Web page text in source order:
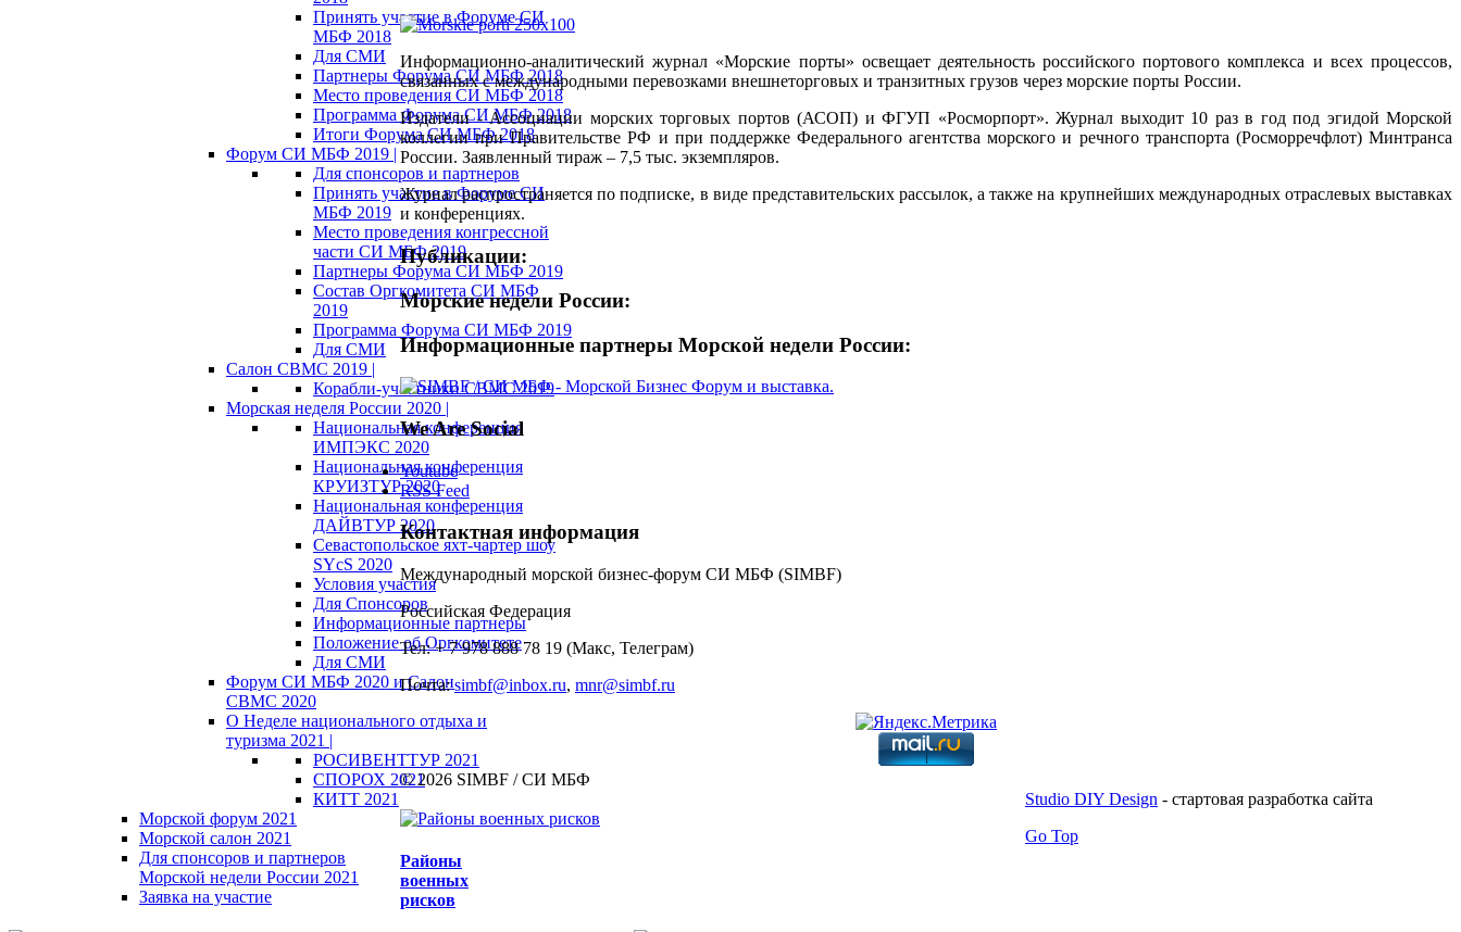
Принять участие в Форуме СИ
МБФ 2018
Для СМИ
Партнеры Форума СИ МБФ 2018
Место проведения СИ МБФ 2018
Программа Форума СИ МБФ 2018
Итоги Форума СИ МБФ 2018
Форум СИ МБФ 2019 |
Для спонсоров и партнеров
Принять участие в Форуме СИ
МБФ 2019
Место проведения конгрессной
части СИ МБФ 2019
Партнеры Форума СИ МБФ 2019
Состав Оргкомитета СИ МБФ
2019
Программа Форума СИ МБФ 2019
Для СМИ
Салон СВМС 2019 |
Корабли-участники СВМС 2019
Морская неделя России 2020 |
Национальная конференция
ИМПЭКС 2020
Национальная конференция
КРУИЗТУР 2020
Национальная конференция
ДАЙВТУР 2020
Севастопольское яхт-чартер шоу
SYcS 2020
Условия участия
Для Спонсоров
Информационные партнеры
Положение об Оргкомитете
Для СМИ
Форум СИ МБФ 2020 и Салон
СВМС 2020
О Неделе национального отдыха и
туризма 2021 |
РОСИВЕНТТУР 2021
СПОРОХ 2021
КИТТ 2021
Морской форум 2021
Морской салон 2021
Для спонсоров и партнеров
Морской недели России 2021
Заявка на участие
Информационно-аналитический журнал «Морские порты» освещает деятельность российского портового комплекса и всех процессов,
связанных с международными перевозками внешнеторговых и транзитных грузов через морские порты России.
Издатели - Ассоциации морских торговых портов (АСОП) и ФГУП «Росморпорт». Журнал выходит 10 раз в год под эгидой Морской
коллегии при Правительстве РФ и при поддержке Федерального агентства морского и речного транспорта (Росморречфлот) Минтранса
России. Заявленный тираж – 7,5 тыс. экземпляров.
Журнал распространяется по подписке, в виде представительских рассылок, а также на крупнейших международных отраслевых выставках
и конференциях.
Публикации:
Районы
военных
рисков
Морские недели России:
Информационные партнеры Морской недели России:
We Are Social
Youtube
RSS Feed
Контактная информация
Международный морской бизнес-форум СИ МБФ (SIMBF)
Российская Федерация
Тел: + 7 978 888 78 19 (Макс, Телеграм)
Почта:simbf@inbox.ru, mnr@simbf.ru
© 2026 SIMBF / СИ МБФ
Studio DIY Design - стартовая разработка сайта
Go Top